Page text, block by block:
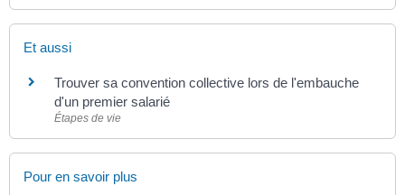
Et aussi
Trouver sa convention collective lors de l'embauche
d'un premier salarié
Étapes de vie
Pour en savoir plus